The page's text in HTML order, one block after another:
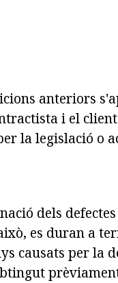
anteriors
i el
la legislació o
dels
es duran a
causats per la